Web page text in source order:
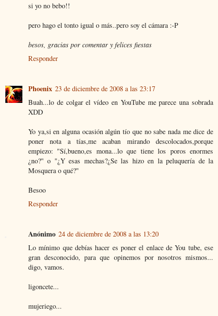
si yo no bebo!!
pero hago el tonto igual o más..pero soy el cámara :-P
besos, gracias por comentar y felices fiestas
Responder
Phoenix 23 de diciembre de 2008 a las 23:17
Buah...lo de colgar el vídeo en YouTube me parece una sobrada
XDD
Yo ya,si en alguna ocasión algún tío que no sabe nada me dice de
poner nota a tías,me acaban mirando descolocados,porque
empiezo: "Sí,bueno,es mona...lo que tiene los poros enormes
¿no?" o "¿Y esas mechas?¿Se las hizo en la peluquería de la
Mosquera o qué?"
Besoo
Responder
Anónimo 24 de diciembre de 2008 a las 13:20
Lo mínimo que debías hacer es poner el enlace de You tube, ese
gran desconocido, para que opinemos por nosotros mismos...
digo, vamos.
ligoncete...
mujeriego...